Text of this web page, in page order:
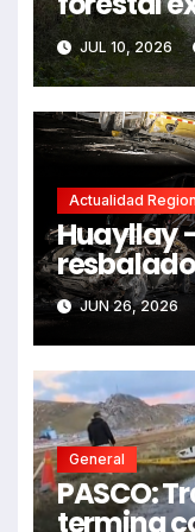
fallecidos
JUL 10, 2026
Actualidad
Huayllay
impactó
dejando
JUN 26, 2026
General
PASCO:
termina